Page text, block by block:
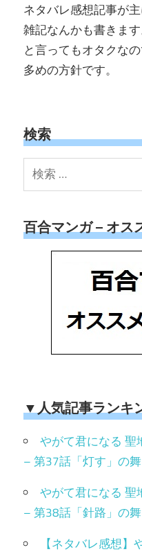
ネタバレ感想記事が
雑記なんかも書きます
と言ってもオタクな
多めの方針です。
検索
百合マンガ – オ
▼人気記事ランキ
やがて君になる
– 第37話「灯す」の
やがて君になる
– 第38話「針路」の
【ネタバレ感想